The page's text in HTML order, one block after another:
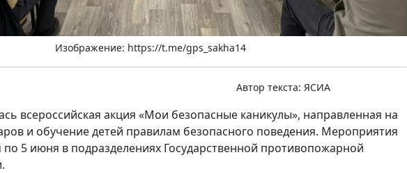
Изображение: https://t.me/gps_sakha14
Автор текста: ЯСИА
всероссийская акция «Мои безопасные каникулы», направленная на
и обучение детей правилам безопасного поведения. Мероприятия
по 5 июня в подразделениях Государственной противопожарной